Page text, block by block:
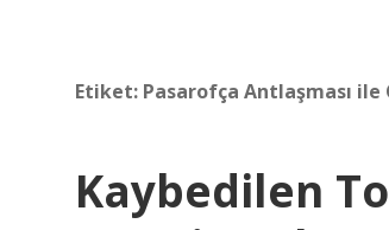
Etiket: Pasarofça Antlaşması
Kaybedilen